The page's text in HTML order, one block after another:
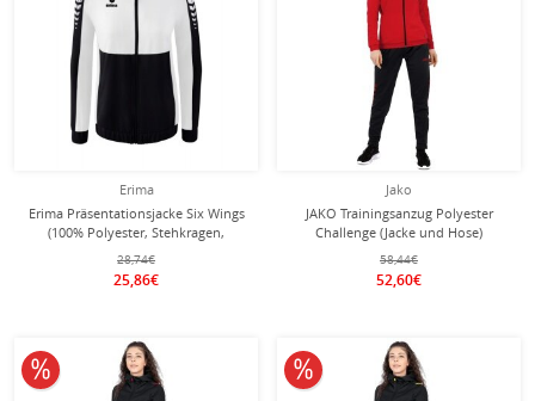
Erima
Erima Präsentationsjacke Six Wings
(100% Polyester, Stehkragen,
taillierter Schnitt) schwarz/weiss
Damen
28,74€
25,86€
Jako
JAKO Trainingsanzug Polyester
Challenge (Jacke und Hose)
rot/schwarz Damen
58,44€
52,60€
10% reduziert 10% reduziert